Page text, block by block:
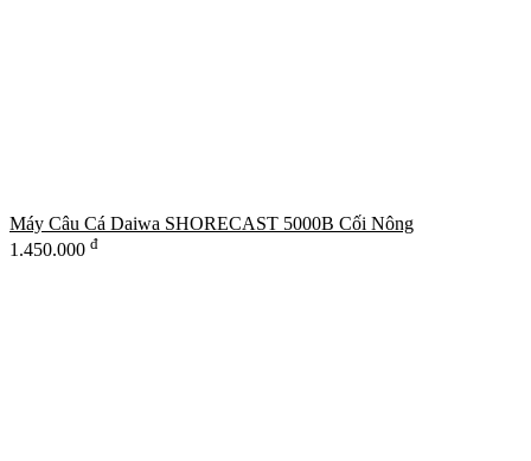
Máy Câu Cá Daiwa SHORECAST 5000B Cối Nông
1.450.000 đ